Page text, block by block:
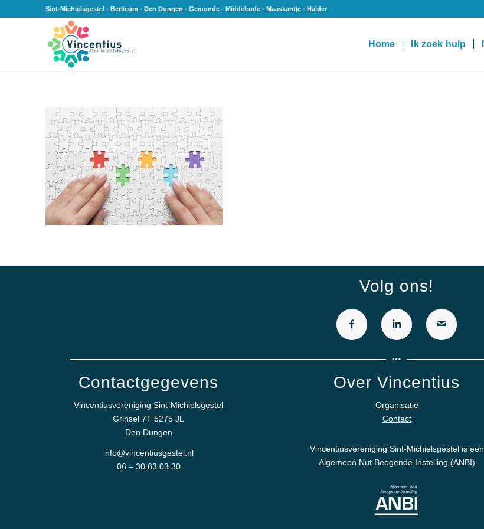
Sint-Michielsgestel - Berlicum - Den Dungen - Gemonde - Middelrode - Maaskantje - Halder
Home Ik zoek hulp
Volg ons!
Contactgegevens
Vincentiusvereniging Sint-Michielsgestel
Grinsel 7T 5275 JL
Den Dungen
info@vincentiusgestel.nl
06 – 30 63 03 30
Over Vincentius
Organisatie
Contact
Vincentiusvereniging Sint-Michielsgestel is een
Algemeen Nut Beogende Instelling (ANBI)